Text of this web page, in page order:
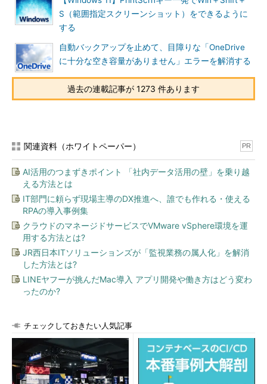
S（範囲指定スクリーンショット）をできるように
する
自動バックアップを止めて、目障りな「OneDrive
に十分な空き容量がありません」エラーを解消する
過去の連載記事が 1273 件あります
関連資料（ホワイトペーパー） PR
AI活用のつまずきポイント 「社内データ活用の壁」を乗り越
える方法とは
IT部門に頼らず現場主導のDX推進へ、誰でも作れる・使える
RPAの導入事例集
クラウドのマネージドサービスでVMware vSphere環境を運
用する方法とは?
JR西日本ITソリューションズが「監視業務の属人化」を解消
した方法とは?
LINEヤフーが挑んだMac導入 アプリ開発や働き方はどう変わ
ったのか?
チェックしておきたい人気記事